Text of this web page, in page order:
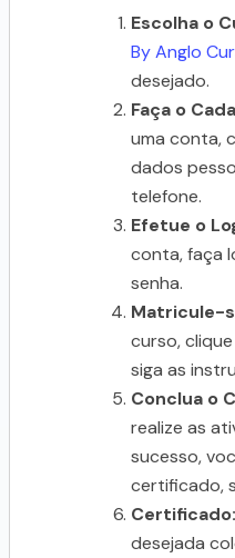
Escolha o
By Anglo
desejado.
Faça o
uma conta,
dados
telefone.
Efetue o
conta, faça
senha.
Matricule-
curso,
siga as
Conclua o
realize as
sucesso,
certificado,
Certificado:
desejada